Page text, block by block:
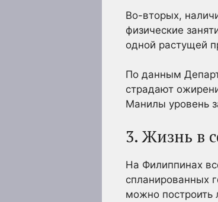
Во-вторых,
физические
одной растущей
По данным
страдают
Манилы уровень
3. Жизнь в
На Филиппинах
спланированных
можно построить